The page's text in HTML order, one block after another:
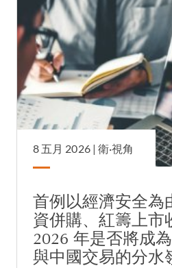
8 五月 2026 | 衛·視角
首例以經濟安全為
資併購、紅籌上
2026 年是否將成
與中國交易的分水